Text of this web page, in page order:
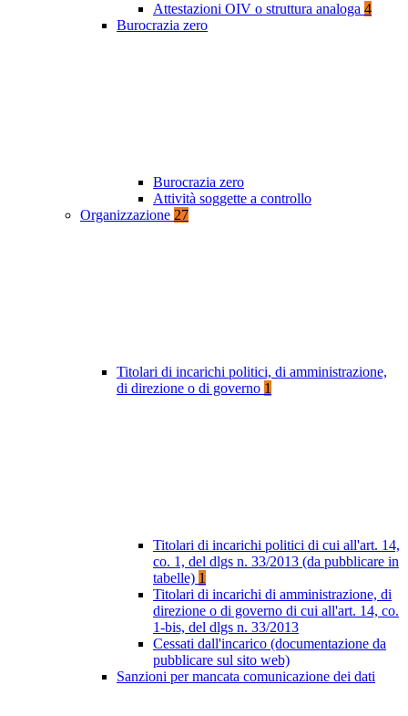
Attestazioni OIV o struttura analoga 4
Burocrazia zero
Burocrazia zero
Attività soggette a controllo
Organizzazione 27
Titolari di incarichi politici, di amministrazione,
di direzione o di governo 1
Titolari di incarichi politici di cui all'art. 14,
co. 1, del dlgs n. 33/2013 (da pubblicare in
tabelle) 1
Titolari di incarichi di amministrazione, di
direzione o di governo di cui all'art. 14, co.
1-bis, del dlgs n. 33/2013
Cessati dall'incarico (documentazione da
pubblicare sul sito web)
Sanzioni per mancata comunicazione dei dati